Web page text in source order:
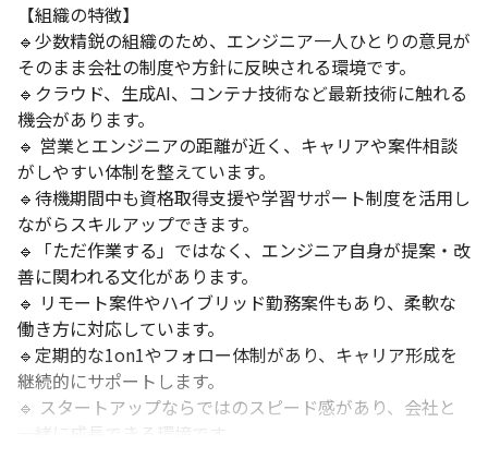
【組織の特徴】
🔹少数精鋭の組織のため、エンジニア一人ひとりの意見が
そのまま会社の制度や方針に反映される環境です。
🔹クラウド、生成AI、コンテナ技術など最新技術に触れる
機会があります。
🔹 営業とエンジニアの距離が近く、キャリアや案件相談
がしやすい体制を整えています。
🔹待機期間中も資格取得支援や学習サポート制度を活用し
ながらスキルアップできます。
🔹「ただ作業する」ではなく、エンジニア自身が提案・改
善に関われる文化があります。
🔹 リモート案件やハイブリッド勤務案件もあり、柔軟な
働き方に対応しています。
🔹定期的な1on1やフォロー体制があり、キャリア形成を
継続的にサポートします。
🔹 スタートアップならではのスピード感があり、会社と
一緒に成長できる環境です。